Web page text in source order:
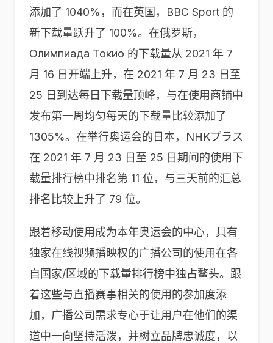
添加了 1040%，而在英国，BBC Sport 的
新下载量跃升了 100%。在俄罗斯，
Олимпиада Токио 的下载量从 2021 年 7
月 16 日开端上升，在 2021 年 7 月 23 日至
25 日到达每日下载量顶峰，与在使用商铺中
发布第一周均匀每天的下载量比较添加了
1305%。在举行奥运会的日本，NHKプラス
在 2021 年 7 月 23 日至 25 日期间的使用下
载量排行榜中排名第 11 位，与三天前的汇总
排名比较上升了 79 位。
跟着移动使用成为本年奥运会的中心，具有
独家在线视频播映权的广播公司的使用在各
自国家/区域的下载量排行榜中独占鳌头。跟
着这些与直播赛事相关的使用的参加度添
加，广播公司需求专心于让用户在他们的渠
道中一向坚持活泼，并树立品牌忠诚度，以